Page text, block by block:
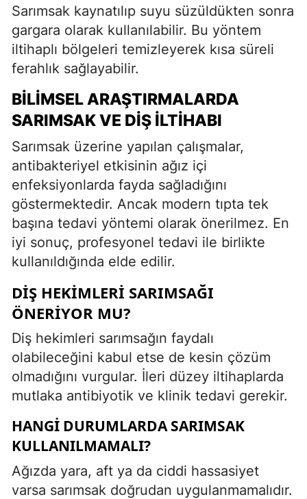
Sarımsak kaynatılıp suyu süzüldükten sonra
gargara olarak kullanılabilir. Bu yöntem
iltihaplı bölgeleri temizleyerek kısa süreli
ferahlık sağlayabilir.
BILIMSEL ARAŞTIRMALARDA
SARIMSAK VE DIŞ İLTIHABI
Sarımsak üzerine yapılan çalışmalar,
antibakteriyel etkisinin ağız içi
enfeksiyonlarda fayda sağladığını
göstermektedir. Ancak modern tıpta tek
başına tedavi yöntemi olarak önerilmez. En
iyi sonuç, profesyonel tedavi ile birlikte
kullanıldığında elde edilir.
DIŞ HEKIMLERI SARIMSAĞI
ÖNERIYOR MU?
Diş hekimleri sarımsağın faydalı
olabileceğini kabul etse de kesin çözüm
olmadığını vurgular. İleri düzey iltihaplarda
mutlaka antibiyotik ve klinik tedavi gerekir.
HANGI DURUMLARDA SARIMSAK
KULLANILMAMALI?
Ağızda yara, aft ya da ciddi hassasiyet
varsa sarımsak doğrudan uygulanmamalıdır.